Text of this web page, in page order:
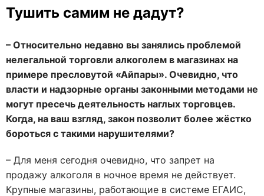
Тушить самим не дадут?
– Относительно недавно вы занялись проблемой
нелегальной торговли алкоголем в магазинах на
примере пресловутой «Айпары». Очевидно, что
власти и надзорные органы законными методами не
могут пресечь деятельность наглых торговцев.
Когда, на ваш взгляд, закон позволит более жёстко
бороться с такими нарушителями?
– Для меня сегодня очевидно, что запрет на
продажу алкоголя в ночное время не действует.
Крупные магазины, работающие в системе ЕГАИС,